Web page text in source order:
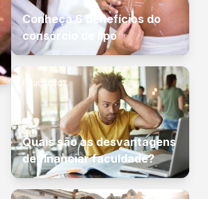
Conheça 6 benefícios do
consórcio de lipo
Educação
Quais são as desvantagens
de financiar faculdade?